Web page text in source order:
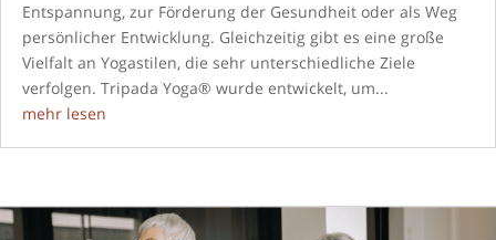
Entspannung, zur Förderung der Gesundheit oder als Weg
persönlicher Entwicklung. Gleichzeitig gibt es eine große
Vielfalt an Yogastilen, die sehr unterschiedliche Ziele
verfolgen. Tripada Yoga® wurde entwickelt, um...
mehr lesen